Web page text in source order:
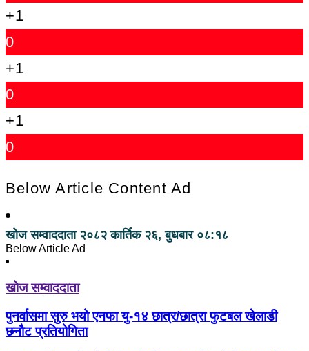
+1
0
+1
0
+1
0
Below Article Content Ad
खोज सम्वाददाता २०८२ कार्तिक २६, बुधबार ०८:१८
Below Article Ad
खोज सम्वाददाता
पुनर्वासमा सुरु भयो एनफा यु-१४ छात्र/छात्रा फुटबल खेलाडी
छनौट प्रतियोगिता